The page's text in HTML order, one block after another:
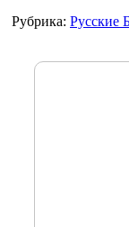
Рубрика: Русские